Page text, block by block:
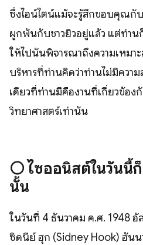
ซึ่งไอน์ไตน์แม้จะรู้สึกขอบคุณกั
ผูกพันกับชาวยิวอยู่แล้ว แต่ท่าน
ให้ไปนั้นพิจารณาถึงความเหมา
บริหารที่ท่านคิดว่าท่านไม่มีความ
เดียวที่ท่านมีคืองานที่เกี่ยวข้อง
วิทยาศาสตร์เท่านั้น
⚪️ ไซออนิสต์ในวันนี้
นั้น
ในวันที่ 4 ธันวาคม ค.ศ. 1948 อั
ซิดนีย์ ฮุก (Sidney Hook) ฮันน